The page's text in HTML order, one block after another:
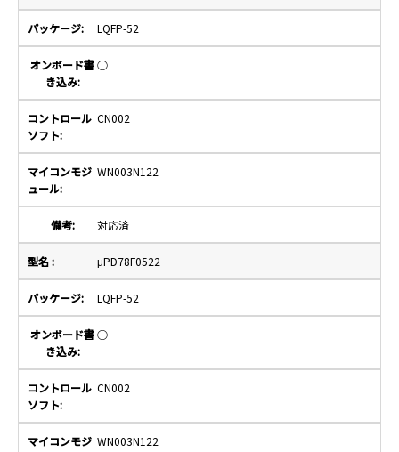
LQFP-52
○
CN002
WN003N122
対応済
μPD78F0522
LQFP-52
○
CN002
WN003N122